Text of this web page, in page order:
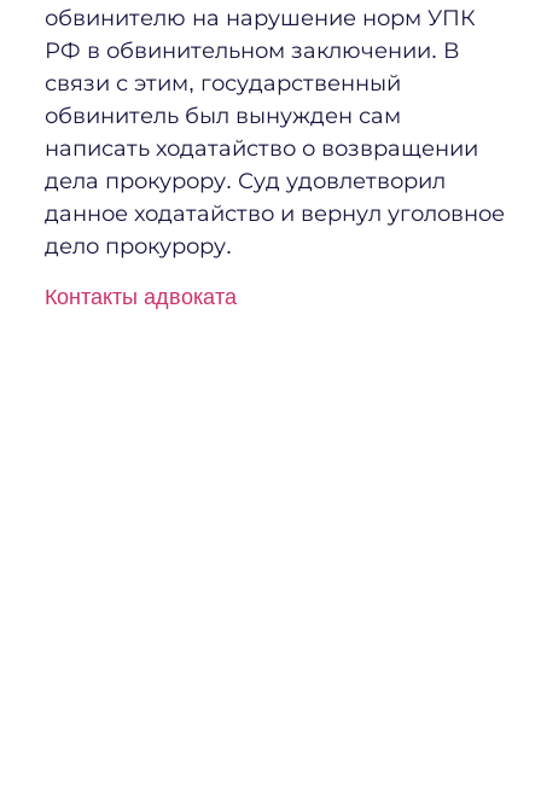
обвинителю на нарушение норм УПК
РФ в обвинительном заключении. В
связи с этим, государственный
обвинитель был вынужден сам
написать ходатайство о возвращении
дела прокурору. Суд удовлетворил
данное ходатайство и вернул уголовное
дело прокурору.
Контакты адвоката